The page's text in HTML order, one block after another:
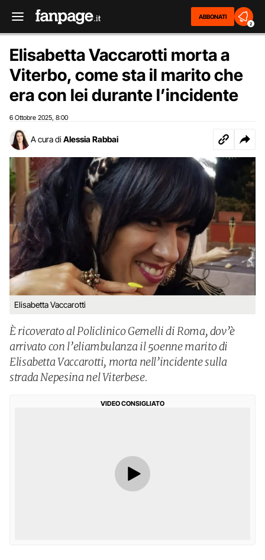
ABBONATI
2
Elisabetta Vaccarotti morta a
Viterbo, come sta il marito che
era con lei durante l’incidente
6 Ottobre 2025 8:00
A cura di Alessia Rabbai
Elisabetta Vaccarotti
È ricoverato al Policlinico Gemelli di Roma, dov’è
arrivato con l’eliambulanza il 50enne marito di
Elisabetta Vaccarotti, morta nell’incidente sulla
strada Nepesina nel Viterbese.
VIDEO CONSIGLIATO